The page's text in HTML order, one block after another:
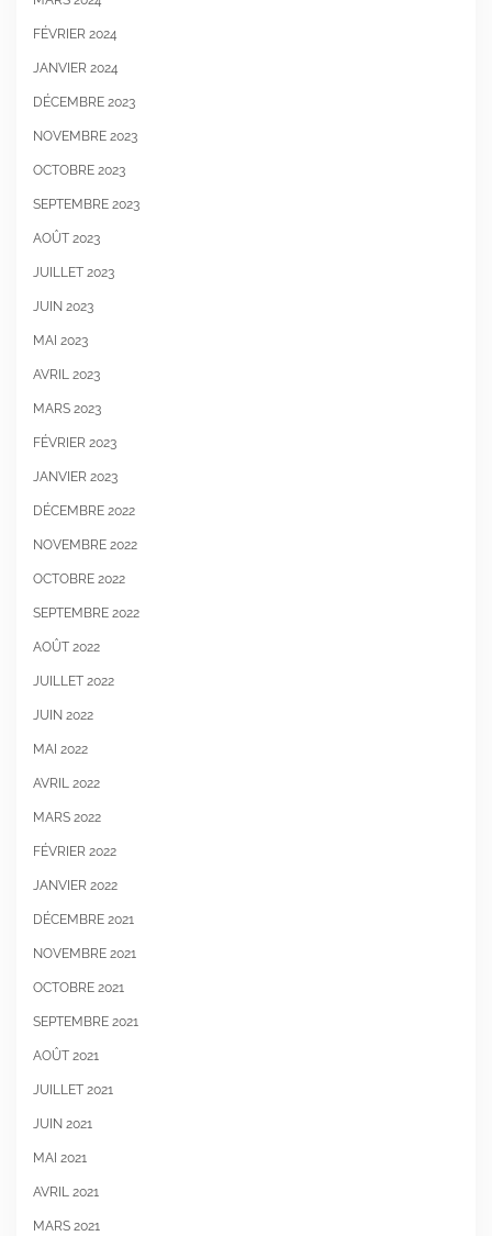
FÉVRIER 2024
JANVIER 2024
DÉCEMBRE 2023
NOVEMBRE 2023
OCTOBRE 2023
SEPTEMBRE 2023
AOÛT 2023
JUILLET 2023
JUIN 2023
MAI 2023
AVRIL 2023
MARS 2023
FÉVRIER 2023
JANVIER 2023
DÉCEMBRE 2022
NOVEMBRE 2022
OCTOBRE 2022
SEPTEMBRE 2022
AOÛT 2022
JUILLET 2022
JUIN 2022
MAI 2022
AVRIL 2022
MARS 2022
FÉVRIER 2022
JANVIER 2022
DÉCEMBRE 2021
NOVEMBRE 2021
OCTOBRE 2021
SEPTEMBRE 2021
AOÛT 2021
JUILLET 2021
JUIN 2021
MAI 2021
AVRIL 2021
MARS 2021